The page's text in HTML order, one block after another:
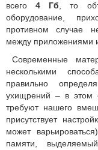
всего4 Гб , то
оборудование,
противном случае
между приложениями
Современные
несколькими
правильно
ухищрений – в этом
требуют нашего
присутствует
может
памяти,